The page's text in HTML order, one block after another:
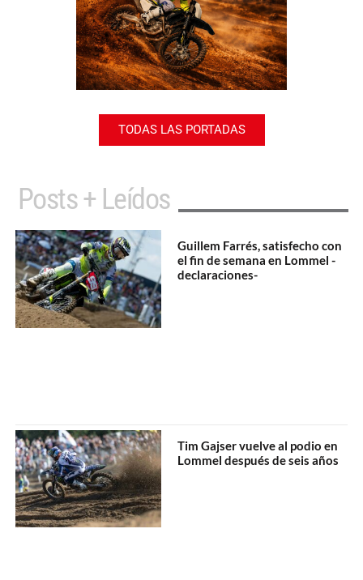
TODAS LAS PORTADAS
Posts + Leídos
Guillem Farrés, satisfecho con
el fin de semana en Lommel -
declaraciones-
Tim Gajser vuelve al podio en
Lommel después de seis años